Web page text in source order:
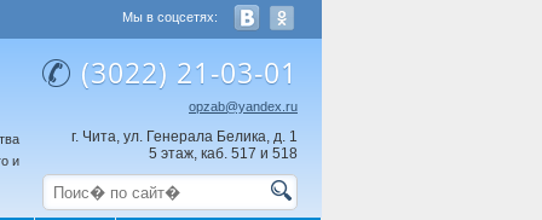
Мы в соцсетях:
и
(3022) 21-03-01
opzab@yandex.ru
г. Чита, ул. Генерала Белика, д. 1
5 этаж, каб. 517 и 518